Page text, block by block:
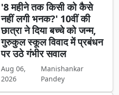
'8 महीने तक किसी को कैसे
नहीं लगी भनक?' 10वीं की
छात्रा ने दिया बच्चे को जन्म,
गुरुकुल स्कूल विवाद में प्रबंधन
पर उठे गंभीर सवाल
Aug 06,
2026
Manishankar
Pandey